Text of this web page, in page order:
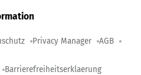
Privacy Manager AGB
Barrierefreiheitserklaerung